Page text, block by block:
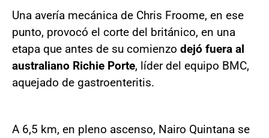
Una avería mecánica de Chris Froome, en ese
punto, provocó el corte del británico, en una
etapa que antes de su comienzo dejó fuera al
australiano Richie Porte, líder del equipo BMC,
aquejado de gastroenteritis.
A 6,5 km, en pleno ascenso, Nairo Quintana se